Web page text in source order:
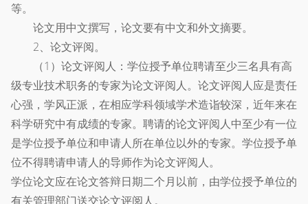
等。
论文用中文撰写，论文要有中文和外文摘要。
2、论文评阅。
（1）论文评阅人：学位授予单位聘请至少三名具有高
级专业技术职务的专家为论文评阅人。论文评阅人应是责任
心强，学风正派，在相应学科领域学术造诣较深，近年来在
科学研究中有成绩的专家。聘请的论文评阅人中至少有一位
是学位授予单位和申请人所在单位以外的专家。学位授予单
位不得聘请申请人的导师作为论文评阅人。
学位论文应在论文答辩日期二个月以前，由学位授予单位的
有关管理部门送交论文评阅人。